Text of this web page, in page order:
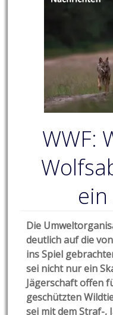
WWF:
ein
Die
deutlich auf die
ins Spiel
sei nicht nur ein
Jägerschaft offen
geschützten
sei mit dem Straf-,